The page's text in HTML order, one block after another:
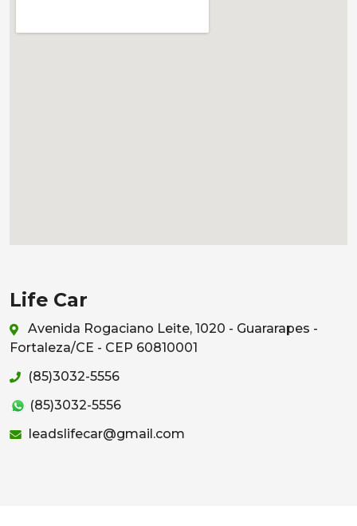
Life Car
Avenida Rogaciano Leite, 1020 - Guararapes -
Fortaleza/CE - CEP 60810001
(85)3032-5556
(85)3032-5556
leadslifecar@gmail.com